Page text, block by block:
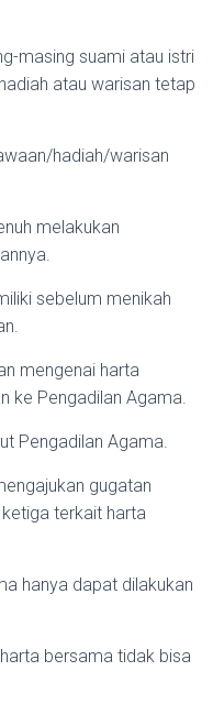
masing suami atau istri
atau warisan tetap
hadiah/warisan
melakukan
sebelum menikah
mengenai harta
ke Pengadilan Agama.
Pengadilan Agama.
gugatan
terkait harta
hanya dapat dilakukan
bersama tidak bisa